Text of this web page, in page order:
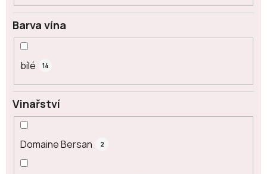
Barva vína
bílé 14
Vinařství
Domaine Bersan 2